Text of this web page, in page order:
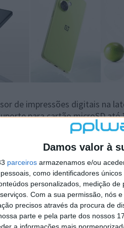
Damos valor à
parceiros armazenamos e/ou
como identificadores
personalizados, medição
Com a sua permissão, nós
precisos através da procura de
parte e pela parte dos nossos
de impressões digitais na
para cartão microSD até
OnePlus Nord CE 3
165,5 x 76 x
195g
6,72 "